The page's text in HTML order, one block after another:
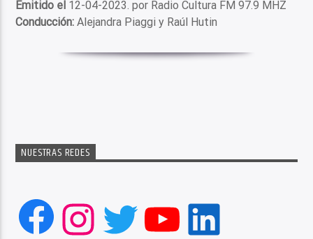
Emitido el 12-04-2023. por Radio Cultura FM 97.9 MHZ
Conducción: Alejandra Piaggi y Raúl Hutin
NUESTRAS REDES
Facebook
Instagram
Twitter
YouTube
LinkedIn